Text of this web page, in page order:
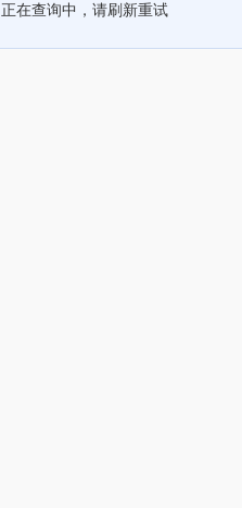
正在查询中，请刷新重试